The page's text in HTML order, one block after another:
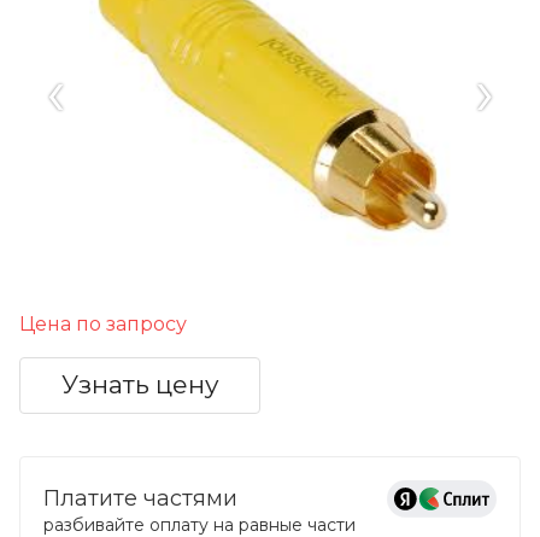
‹ ›
Цена по запросу
Узнать цену
Платите частями
разбивайте оплату на равные части